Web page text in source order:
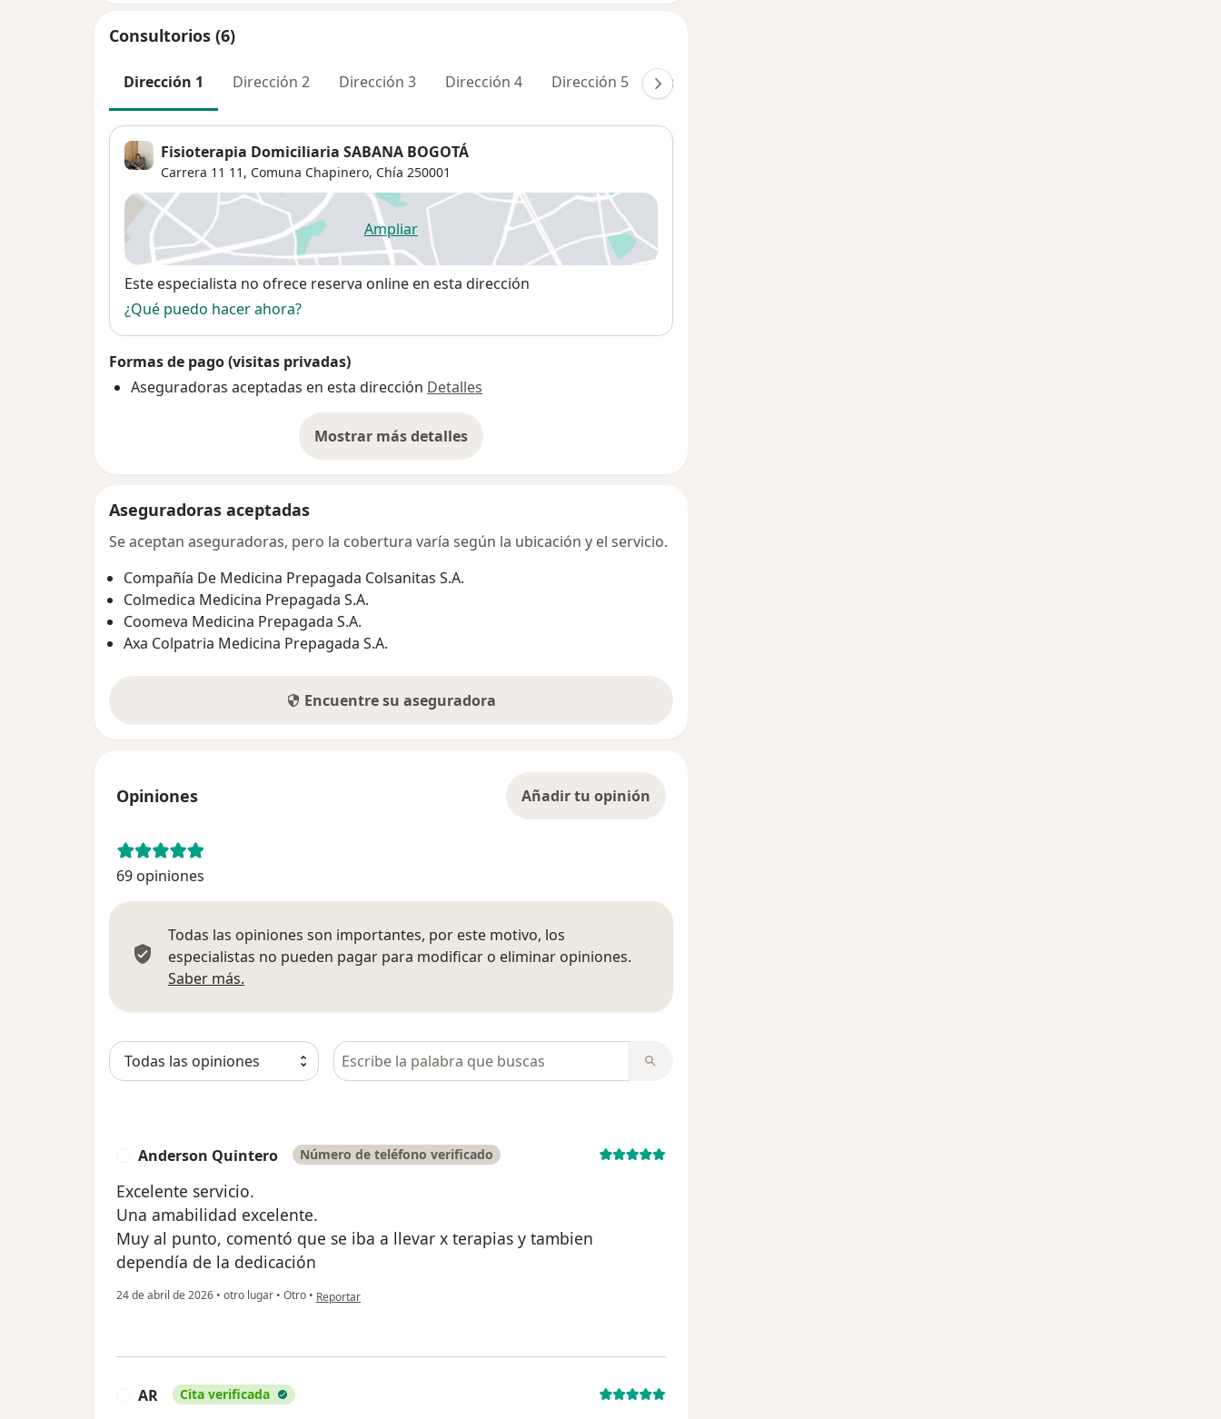
Consultorios (6)
Dirección 1 Dirección 2 Dirección 3 Dirección 4 Dirección 5 En línea
Fisioterapia Domiciliaria SABANA BOGOTÁ
Carrera 11 11, Comuna Chapinero, Chía 250001
Ampliarse abre en una nueva pestaña
Disponibilidad
Este especialista no ofrece reserva online en esta dirección
¿Qué puedo hacer ahora?
Formas de pago (visitas privadas)
Aseguradoras aceptadas en esta dirección Detalles
Mostrar más detalles
sobre la dirección
Aseguradoras aceptadas
Se aceptan aseguradoras, pero la cobertura varía según la ubicación y el servicio.
Compañía De Medicina Prepagada Colsanitas S.A.
Colmedica Medicina Prepagada S.A.
Coomeva Medicina Prepagada S.A.
Axa Colpatria Medicina Prepagada S.A.
Encuentre su aseguradora
Opiniones Añadir tu opinión
69 opiniones
Todas las opiniones son importantes, por este motivo, los
especialistas no pueden pagar para modificar o eliminar opiniones.
Saber más.
Busca en opiniones
Anderson Quintero Número de teléfono verificado
Excelente servicio.
Una amabilidad excelente.
Muy al punto, comentó que se iba a llevar x terapias y tambien
dependía de la dedicación
24 de abril de 2026 • otro lugar • Otro • en opinión del usuario Anderson Quintero
Reportar
AR Cita verificada